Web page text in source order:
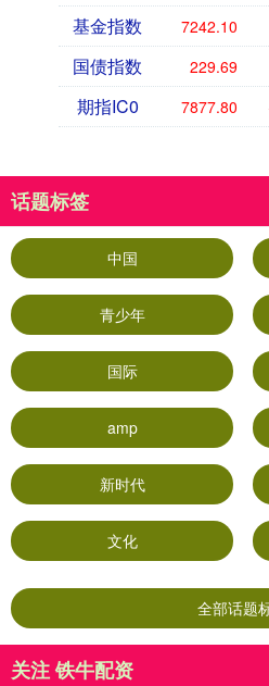
基金指数 7242.10
国债指数 229.69
期指IC0 7877.80
话题标签
中国
青少年
国际
amp
新时代
文化
全部话题
关注 铁牛配资